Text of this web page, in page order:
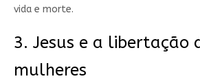
vida e morte.
3.⁠ ⁠Jesus e a libertação
mulheres